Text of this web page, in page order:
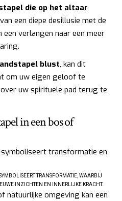
die op het altaar
een diepe desillusie met de
verlangen naar een meer
blust, kan dit
om uw eigen geloof te
uw spirituele pad terug te
in een bos of
TRANSFORMATIE, WAARBIJ
INZICHTEN EN INNERLIJKE KRACHT.
natuurlijke omgeving kan een